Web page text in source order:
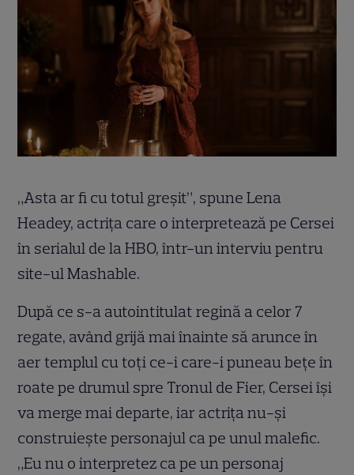
„Asta ar fi cu totul greșit”, spune Lena
Headey, actrița care o interpretează pe Cersei
în serialul de la HBO, într-un interviu pentru
site-ul Mashable.
După ce s-a autointitulat regină a celor 7
regate, având grijă mai înainte să arunce în
aer templul cu toți ce-i care-i puneau bețe în
roate pe drumul spre Tronul de Fier, Cersei își
va merge mai departe, iar actrița nu-și
construiește personajul ca pe unul malefic.
„Eu nu o interpretez ca pe un personaj